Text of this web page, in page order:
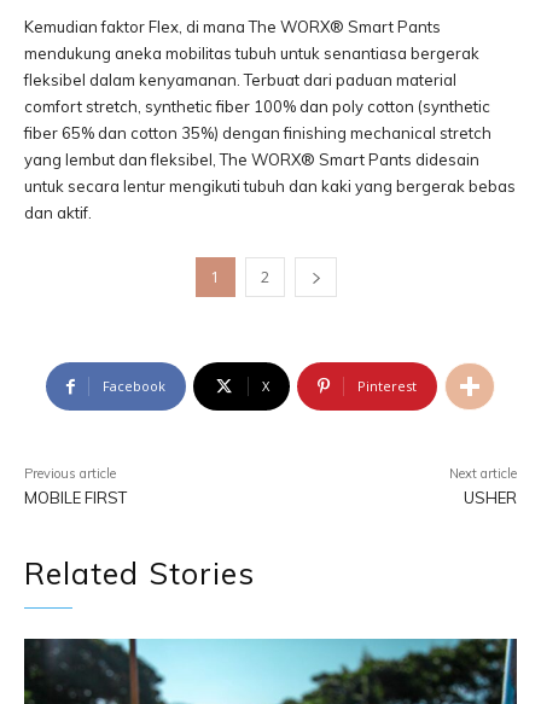
Kemudian faktor Flex, di mana The WORX® Smart Pants
mendukung aneka mobilitas tubuh untuk senantiasa bergerak
fleksibel dalam kenyamanan. Terbuat dari paduan material
comfort stretch, synthetic fiber 100% dan poly cotton (synthetic
fiber 65% dan cotton 35%) dengan finishing mechanical stretch
yang lembut dan fleksibel, The WORX® Smart Pants didesain
untuk secara lentur mengikuti tubuh dan kaki yang bergerak bebas
dan aktif.
1 2
Facebook X Pinterest
Previous article
MOBILE FIRST
Next article
USHER
Related Stories